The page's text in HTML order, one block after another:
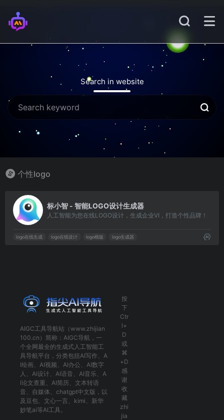
Search in website
个性logo
标小智 - 智能LOGO设计生成器
人工智能为您在线LOGO设计，生成企业VI，打造个性品牌！
logo在线生成 logo在线设计 logo模版 logo生成器
AIGC工具导航站（www.zhijian
100.cn）简称： AIGC导航 ，一
个全网最全的生成式人工智能工
具导航平台，分类包括AI写作 、 A
I绘画 、 AI视频 、 AI办公 、 AI数字
人 、 AI设计、 AI语音、 AI音乐、 A
I论文查重 、 AI简历 、 文本转语
音、 自媒体 、 chatgpt中文版 ，以
及 豆包、 文心一言 、 kimi 、 新华
妙笔ai等AI工具。
按
下
Ctr
l+
D
或
⌘
+D
感
谢
收
藏
zhi
jia